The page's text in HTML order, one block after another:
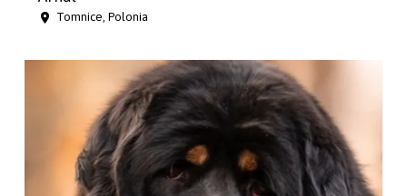
Tomnice, Polonia